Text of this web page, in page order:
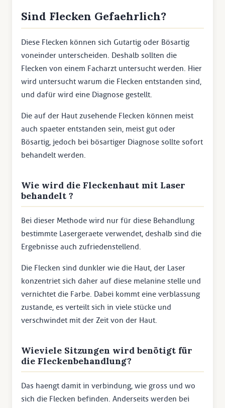
Sind Flecken Gefaehrlich?
Diese Flecken können sich Gutartig oder Bösartig
voneinder unterscheiden. Deshalb sollten die
Flecken von einem Facharzt untersucht werden. Hier
wird untersucht warum die Flecken entstanden sind,
und dafür wird eine Diagnose gestellt.
Die auf der Haut zusehende Flecken können meist
auch spaeter entstanden sein, meist gut oder
Bösartig, jedoch bei bösartiger Diagnose sollte sofort
behandelt werden.
Wie wird die Fleckenhaut mit Laser
behandelt ?
Bei dieser Methode wird nur für diese Behandlung
bestimmte Lasergeraete verwendet, deshalb sind die
Ergebnisse auch zufriedenstellend.
Die Flecken sind dunkler wie die Haut, der Laser
konzentriet sich daher auf diese melanine stelle und
vernichtet die Farbe. Dabei kommt eine verblassung
zustande, es verteilt sich in viele stücke und
verschwindet mit der Zeit von der Haut.
Wieviele Sitzungen wird benötigt für
die Fleckenbehandlung?
Das haengt damit in verbindung, wie gross und wo
sich die Flecken befinden. Anderseits werden bei